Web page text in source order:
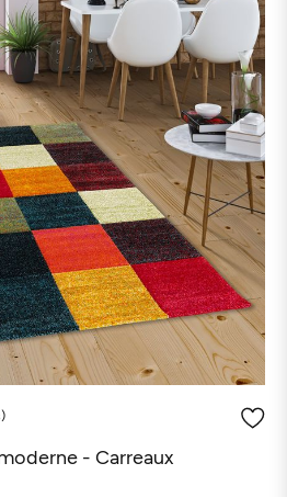
- Carreaux